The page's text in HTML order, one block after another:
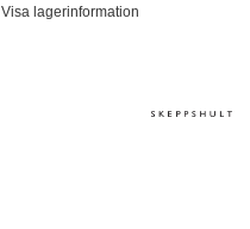
Visa lagerinformation